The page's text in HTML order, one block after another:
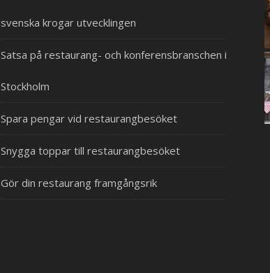
svenska krogar utvecklingen
Satsa på restaurang- och konferensbranschen i
Stockholm
Spara pengar vid restaurangbesöket
Snygga toppar till restaurangbesöket
Gör din restaurang framgångsrik